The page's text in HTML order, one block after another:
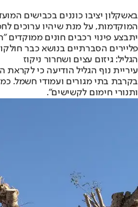
באשקלון יציבו כוננים בכבישים
המוקדמות, על מנת שיהיו ערוכים
יתבצע פינוי רכבים חונים ממוקדים
פליירים הסברתיים בנושא כבר
הגליל: גיזום עצים ושחרור ניקוז
עיריית נוף הגליל הודיעה כי לקראת
בקרבת בתי מגורים ועמודי חשמל.
ותנורי חימום לקשישים".